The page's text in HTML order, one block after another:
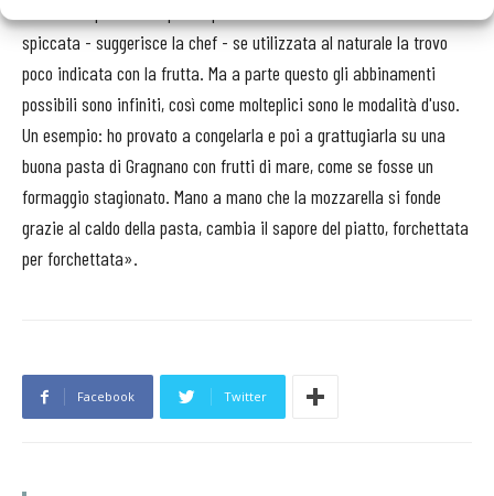
spiccata - suggerisce la chef - se utilizzata al naturale la trovo
poco indicata con la frutta. Ma a parte questo gli abbinamenti
possibili sono infiniti, così come molteplici sono le modalità d'uso.
Un esempio: ho provato a congelarla e poi a grattugiarla su una
buona pasta di Gragnano con frutti di mare, come se fosse un
formaggio stagionato. Mano a mano che la mozzarella si fonde
grazie al caldo della pasta, cambia il sapore del piatto, forchettata
per forchettata».
Facebook Twitter